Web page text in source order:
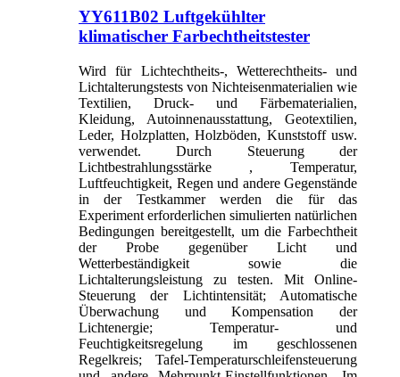
YY611B02 Luftgekühlter
klimatischer Farbechtheitstester
Wird für Lichtechtheits-, Wetterechtheits- und
Lichtalterungstests von Nichteisenmaterialien wie
Textilien, Druck- und Färbematerialien,
Kleidung, Autoinnenausstattung, Geotextilien,
Leder, Holzplatten, Holzböden, Kunststoff usw.
verwendet. Durch Steuerung der
Lichtbestrahlungsstärke , Temperatur,
Luftfeuchtigkeit, Regen und andere Gegenstände
in der Testkammer werden die für das
Experiment erforderlichen simulierten natürlichen
Bedingungen bereitgestellt, um die Farbechtheit
der Probe gegenüber Licht und
Wetterbeständigkeit sowie die
Lichtalterungsleistung zu testen. Mit Online-
Steuerung der Lichtintensität; Automatische
Überwachung und Kompensation der
Lichtenergie; Temperatur- und
Feuchtigkeitsregelung im geschlossenen
Regelkreis; Tafel-Temperaturschleifensteuerung